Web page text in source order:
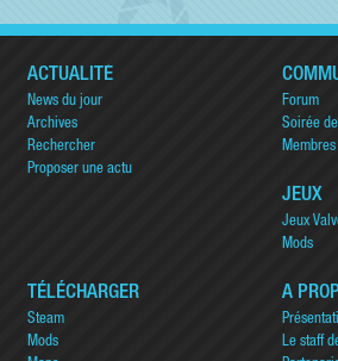
ACTUALITÉ
News du jour
Archives
Rechercher
Proposer une actu
Forum
Soirée
Membres
JEUX
Jeux
Mods
TÉLÉCHARGER
Steam
Mods
A
Le staff